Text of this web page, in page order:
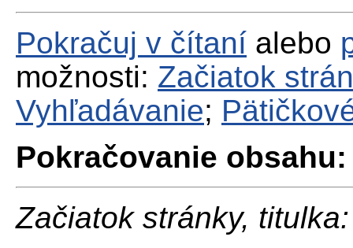
Pokračuj v čítaní alebo
možnosti: Začiatok
Vyhľadávanie;
Pokračovanie obsahu:
Začiatok stránky, titulka: